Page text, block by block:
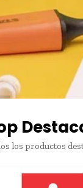
los productos